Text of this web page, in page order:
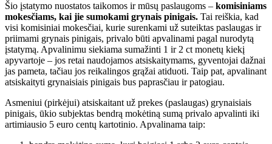
Šio įstatymo nuostatos taikomos ir mūsų paslaugoms – komisiniams
mokesčiams, kai jie sumokami grynais pinigais. Tai reiškia, kad
visi komisiniai mokesčiai, kurie surenkami už suteiktas paslaugas ir
priimami grynais pinigais, privalo būti apvalinami pagal nurodytą
įstatymą. Apvalinimu siekiama sumažinti 1 ir 2 ct monetų kiekį
apyvartoje – jos retai naudojamos atsiskaitymams, gyventojai dažnai
jas pameta, tačiau jos reikalingos grąžai atiduoti. Taip pat, apvalinant
atsiskaityti grynaisiais pinigais bus paprasčiau ir patogiau.
Asmeniui (pirkėjui) atsiskaitant už prekes (paslaugas) grynaisiais
pinigais, ūkio subjektas bendrą mokėtiną sumą privalo apvalinti iki
artimiausio 5 euro centų kartotinio. Apvalinama taip: